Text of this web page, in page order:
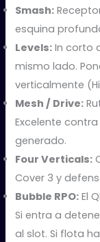
Smash:
esquina
Levels: In corto
mismo lado.
verticalmente
Mesh / Drive:
Excelente
generado.
Four Verticals:
Cover 3 y
Bubble RPO: El
Si entra a
al slot. Si flota